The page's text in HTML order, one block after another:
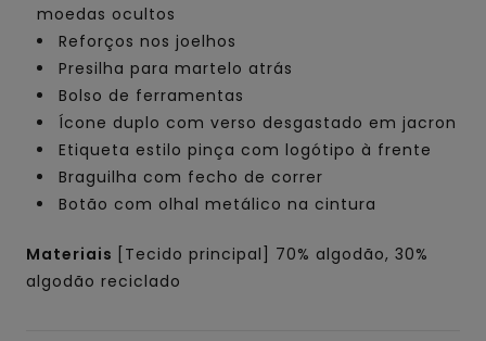
moedas ocultos
Reforços nos joelhos
Presilha para martelo atrás
Bolso de ferramentas
Ícone duplo com verso desgastado em jacron
Etiqueta estilo pinça com logótipo à frente
Braguilha com fecho de correr
Botão com olhal metálico na cintura
Materiais
[Tecido principal] 70% algodão, 30%
algodão reciclado